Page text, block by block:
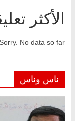
الأكثر
Sorry. No data so far.
ناس وناس